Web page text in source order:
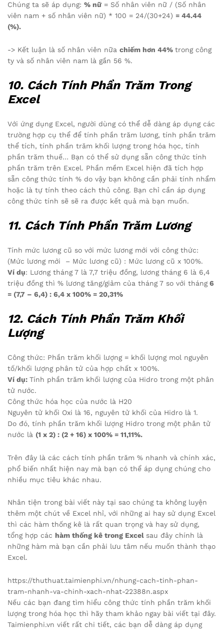
Chúng ta sẽ áp dụng: % nữ= Số nhân viên nữ / (Số nhân
viên nam + số nhân viên nữ) * 100 = 24/(30+24) = 44.44
(%).
-> Kết luận là số nhân viên nữa chiếm hơn 44% trong công
ty và số nhân viên nam là gần 56 %.
10. Cách Tính Phần Trăm Trong
Excel
Với ứng dụng Excel, người dùng có thể dễ dàng áp dụng các
trường hợp cụ thể để tính phần trăm lương, tính phần trăm
thể tích, tính phần trăm khối lượng trong hóa học, tính
phần trăm thuế… Bạn có thể sử dụng sẵn công thức tính
phần trăm trên Excel. Phần mềm Excel hiện đã tích hợp
sẵn công thức tính % do vậy bạn không cần phải tính nhẩm
hoặc là tự tính theo cách thủ công. Bạn chỉ cần áp dụng
công thức tính sẽ sẽ ra được kết quả mà bạn muốn.
11. Cách Tính Phần Trăm Lương
Tính mức lương cũ so với mức lương mới với công thức:
(Mức lương mới – Mức lương cũ) : Mức lương cũ x 100%.
Ví dụ: Lương tháng 7 là 7,7 triệu đồng, lương tháng 6 là 6,4
triệu đồng thì % lương tăng/giảm của tháng 7 so với tháng6
= (7,7 – 6,4) : 6,4 x 100% = 20,31%
12. Cách Tính Phần Trăm Khối
Lượng
Công thức: Phần trăm khối lượng = khối lượng mol nguyên
tố/khối lượng phân tử của hợp chất x 100%.
Ví dụ: Tính phần trăm khối lượng của Hidro trong một phân
tử nước.
Công thức hóa học của nước là H20
Nguyên tử khối Oxi là 16, nguyên tử khối của Hidro là 1.
Do đó, tính phần trăm khối lượng Hidro trong một phân tử
nước là (1 x 2) : (2 + 16) x 100% = 11,11%.
Trên đây là các cách tính phần trăm % nhanh và chính xác,
phổ biến nhất hiện nay mà bạn có thể áp dụng chúng cho
nhiều mục tiêu khác nhau.
Nhân tiện trong bài viết này tại sao chúng ta không luyện
thêm một chút về Excel nhỉ, với những ai hay sử dụng Excel
thì các hàm thống kê là rất quan trọng và hay sử dụng,
tổng hợp các hàm thống kê trong Excel sau đây chính là
những hàm mà bạn cần phải lưu tâm nếu muốn thành thạo
Excel.
https://thuthuat.taimienphi.vn/nhung-cach-tinh-phan-
tram-nhanh-va-chinh-xach-nhat-22388n.aspx
Nếu các bạn đang tìm hiểu công thức tính phần trăm khối
lượng trong hóa học thì hãy tham khảo ngay bài viết tại đây.
Taimienphi.vn viết rất chi tiết, các bạn dễ dàng áp dụng